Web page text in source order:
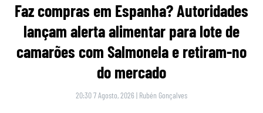
Faz compras em Espanha? Autoridades
lançam alerta alimentar para lote de
camarões com Salmonela e retiram-no
do mercado
20:30 7 Agosto, 2026 | Rubén Gonçalves